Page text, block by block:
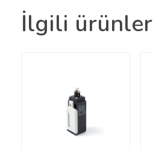
İlgili ürünler